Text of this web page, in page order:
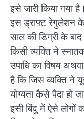
इसे जारी किया गया
इस ड्राफ्ट रेगुलेशन के
साल की डिग्री के
किसी व्यक्ति ने
उपाधि का विषय
है कि जिस व्यक्ति ने
योग्यता कैसे पैदा हो
इसी बिंदु में ऐसे लोगों